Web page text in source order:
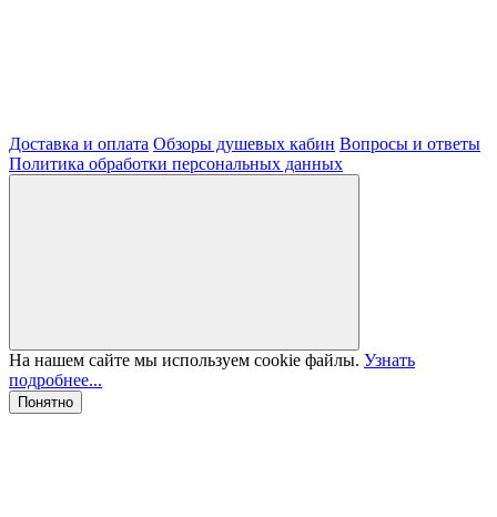
Доставка и оплата Обзоры душевых кабин Вопросы и ответы
Политика обработки персональных данных
На нашем сайте мы используем cookie файлы. Узнать
подробнее...
Понятно